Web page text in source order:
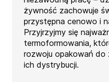
żywność zachowuje
przystępna cenowo i
Przyjrzyjmy się
termoformowania,
rozwoju opakowań
ich dystrybucji.